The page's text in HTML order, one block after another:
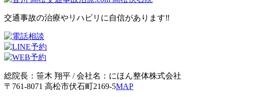
交通事故の治療やリハビリに 自信があります‼
総院長：笹木 翔平 / 会社名：にほん整体株式会社
〒761-8071 高松市伏石町2169-5MAP